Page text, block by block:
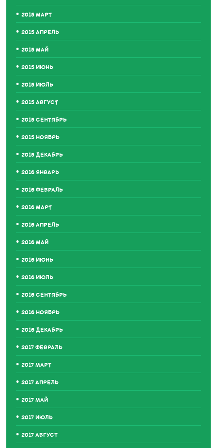
2015 МАРТ
2015 АПРЕЛЬ
2015 МАЙ
2015 ИЮНЬ
2015 ИЮЛЬ
2015 АВГУСТ
2015 СЕНТЯБРЬ
2015 НОЯБРЬ
2015 ДЕКАБРЬ
2016 ЯНВАРЬ
2016 ФЕВРАЛЬ
2016 МАРТ
2016 АПРЕЛЬ
2016 МАЙ
2016 ИЮНЬ
2016 ИЮЛЬ
2016 СЕНТЯБРЬ
2016 НОЯБРЬ
2016 ДЕКАБРЬ
2017 ФЕВРАЛЬ
2017 МАРТ
2017 АПРЕЛЬ
2017 МАЙ
2017 ИЮЛЬ
2017 АВГУСТ